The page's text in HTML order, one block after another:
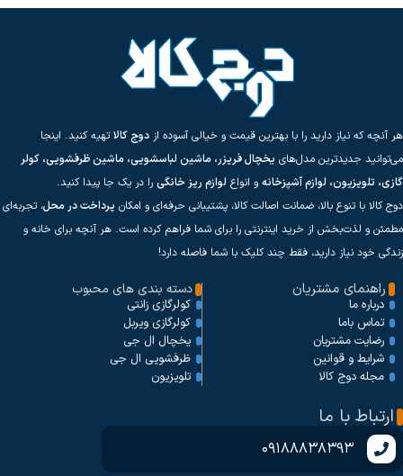
هر آنچه که نیاز دارید را با بهترین قیمت و خیالی آسوده از دوج کالاتهیه کنید. اینجا
می‌توانید جدیدترین مدل‌های یخچال فریزر، ماشین لباسشویی، ماشین ظرفشویی، کولر
گازی، تلویزیون، لوازم آشپزخانه و انواع لوازم ریز خانگی را در یک جا پیدا کنید.
دوج کالا با تنوع بالا، ضمانت اصالت کالا، پشتیبانی حرفه‌ای و امکان پرداخت در محل، تجربه‌ای
مطمئن و لذت‌بخش از خرید اینترنتی را برای شما فراهم کرده است. هر آنچه برای خانه و
زندگی خود نیاز دارید، فقط چند کلیک با شما فاصله دارد!
راهنمای مشتریان
درباره ما
تماس باما
رضایت مشتریان
شرایط و قوانین
مجله دوج کالا
دسته بندی های محبوب
کولرگازی زانتی
کولرگازی ویربل
یخچال ال جی
ظرفشویی ال جی
تلویزیون
ارتباط با ما
09188838393